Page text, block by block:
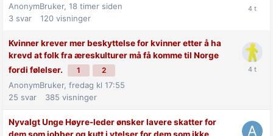
AnonymBruker, 18 timer siden
3 svar 120 visninger
Kvinner krever mer beskyttelse for kvinner etter å ha
krevd at folk fra æreskulturer må få komme til Norge
fordi følelser.
1 2
AnonymBruker, fredag kl 17:55
25 svar 385 visninger
Nyvalgt Unge Høyre-leder ønsker lavere skatter for